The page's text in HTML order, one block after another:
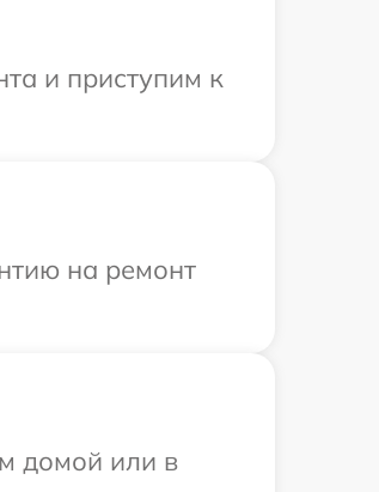
и приступим к
на ремонт
домой или в